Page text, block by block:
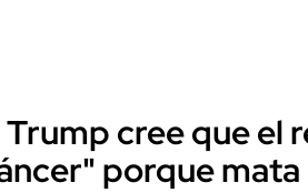
cree que el
porque